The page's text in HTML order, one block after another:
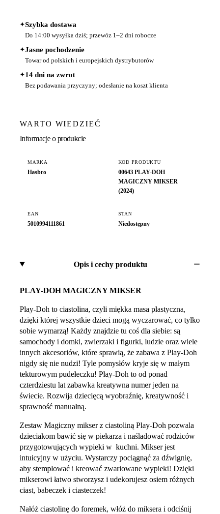
✦Szybka dostawa
Do 14:00 wysyłka dziś; przewóz 1–2 dni robocze
✦Jasne pochodzenie
Towar od polskich i europejskich dystrybutorów
✦14 dni na zwrot
Bez podawania przyczyny; odesłanie na koszt klienta
WARTO WIEDZIEĆ
Informacje o produkcie
MARKA
Hasbro
KOD PRODUKTU
00643 PLAY-DOH
MAGICZNY MIKSER
(2024)
EAN
5010994111861
STAN
Niedostępny
Opis i cechy produktu
PLAY-DOH MAGICZNY MIKSER
Play-Doh to ciastolina, czyli miękka masa plastyczna,
dzięki której wszystkie dzieci mogą wyczarować, co tylko
sobie wymarzą! Każdy znajdzie tu coś dla siebie: są
samochody i domki, zwierzaki i figurki, ludzie oraz wiele
innych akcesoriów, które sprawią, że zabawa z Play-Doh
nigdy się nie nudzi! Tyle pomysłów kryje się w małym
tekturowym pudełeczku! Play-Doh to od ponad
czterdziestu lat zabawka kreatywna numer jeden na
świecie. Rozwija dziecięcą wyobraźnię, kreatywność i
sprawność manualną.
Zestaw Magiczny mikser z ciastoliną Play-Doh pozwala
dzieciakom bawić się w piekarza i naśladować rodziców
przygotowujących wypieki w kuchni. Mikser jest
intuicyjny w użyciu. Wystarczy pociągnąć za dźwignię,
aby stemplować i kreować zwariowane wypieki! Dzięki
mikserowi łatwo stworzysz i udekorujesz osiem różnych
ciast, babeczek i ciasteczek!
Nałóż ciastolinę do foremek, włóż do miksera i odciśnij